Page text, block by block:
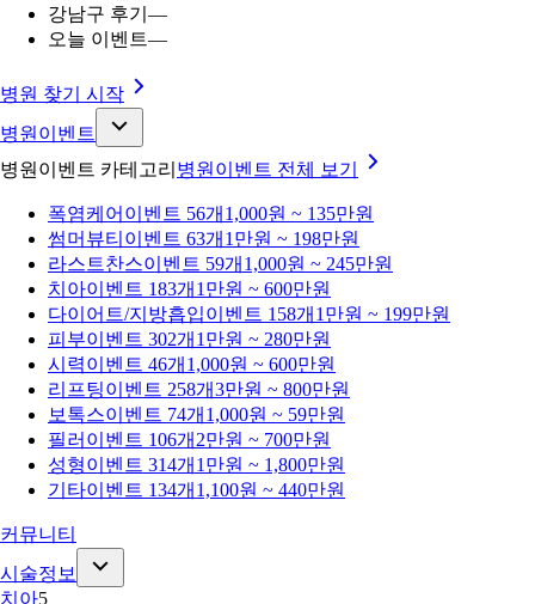
강남구 후기 —
오늘 이벤트—
병원 찾기 시작
병원이벤트
병원이벤트 카테고리 병원이벤트 전체 보기
폭염케어 이벤트 56개 1,000원 ~ 135만원
썸머뷰티 이벤트 63개 1만원 ~ 198만원
라스트찬스이벤트 59개 1,000원 ~ 245만원
치아이벤트 183개 1만원 ~ 600만원
다이어트/지방흡입이벤트 158개 1만원 ~ 199만원
피부이벤트 302개 1만원 ~ 280만원
시력이벤트 46개 1,000원 ~ 600만원
리프팅이벤트 258개3만원 ~ 800만원
보톡스이벤트 74개 1,000원 ~ 59만원
필러 이벤트 106개 2만원 ~ 700만원
성형이벤트 314개 1만원 ~ 1,800만원
기타이벤트 134개 1,100원 ~ 440만원
커뮤니티
시술정보
치아5